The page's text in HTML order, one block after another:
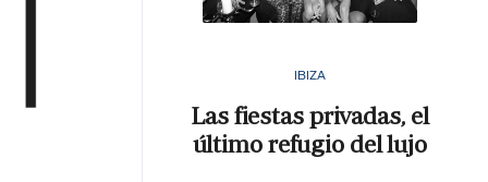
IBIZA
Las fiestas privadas, el
último refugio del lujo